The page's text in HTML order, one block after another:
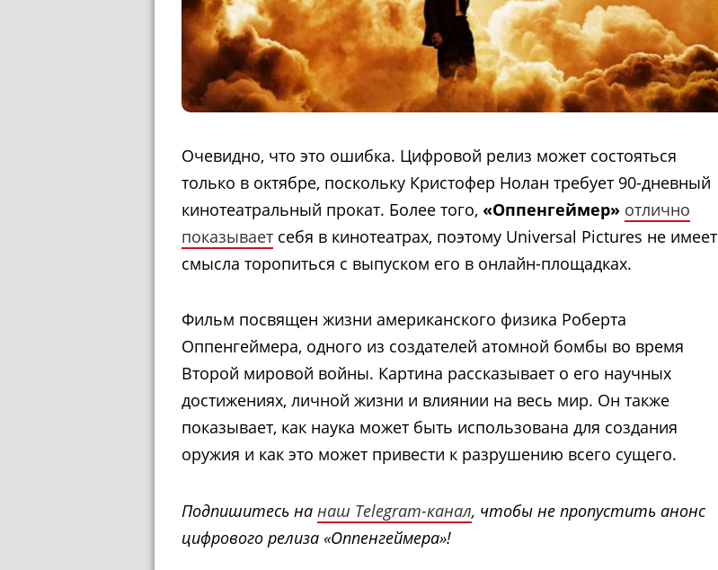
Очевидно, что это ошибка. Цифровой релиз может состояться
только в октябре, поскольку Кристофер Нолан требует 90-дневный
кинотеатральный прокат. Более того, «Оппенгеймер» отлично
показывает себя в кинотеатрах, поэтому Universal Pictures не имеет
смысла торопиться с выпуском его в онлайн-площадках.
Фильм посвящен жизни американского физика Роберта
Оппенгеймера, одного из создателей атомной бомбы во время
Второй мировой войны. Картина рассказывает о его научных
достижениях, личной жизни и влиянии на весь мир. Он также
показывает, как наука может быть использована для создания
оружия и как это может привести к разрушению всего сущего.
Подпишитесь на наш Telegram-канал, чтобы не пропустить анонс
цифрового релиза «Оппенгеймера»!